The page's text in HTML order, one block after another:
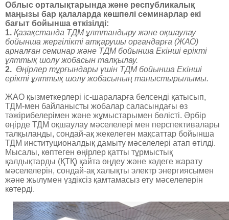
Облыс орталықтарында және республикалық
маңызы бар қалаларда көшпелі семинарлар екі
бағыт бойынша өткізілді:
1. Қазақстанда ТДМ ұлттандыру және оқшаулау
бойынша жергілікті атқарушы органдарға (ЖАО)
арналған семинар және ТДМ бойынша Екінші ерікті
ұлттық шолу жобасын талқылау.
2. Өңірлер тұрғындары үшін ТДМ бойынша Екінші
ерікті ұлттық шолу жобасының таныстырылымы.
ЖАО қызметкерлері іс-шараларға белсенді қатысып,
ТДМ-мен байланысты жобалар саласындағы өз
тәжірибелерімен және жұмыстарымен бөлісті. Әрбір
өңірде ТДМ оқшаулау мәселелері мен перспективалары
талқыланды, сондай-ақ жекелеген мақсаттар бойынша
ТДМ институционалдық дамыту мәселелері атап өтілді.
Мысалы, көптеген өңірлер қатты тұрмыстық
қалдықтарды (ҚТҚ) қайта өңдеу және кәдеге жарату
мәселелерін, сондай-ақ халықты электр энергиясымен
және жылумен үздіксіз қамтамасыз ету мәселелерін
көтерді.